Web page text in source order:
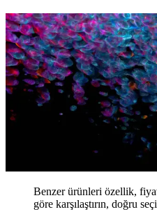
Benzer ürünleri özellik,
göre karşılaştırın, doğru